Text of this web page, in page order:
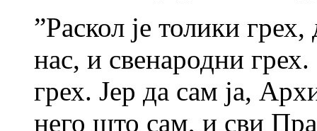
”Раскол је толики
нас, и свенародни
грех. Јер да сам ја,
него што сам, и сви